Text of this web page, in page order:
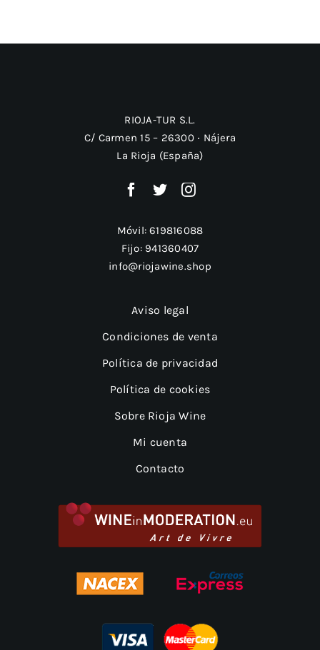
RIOJA-TUR S.L.
C/ Carmen 15 – 26300 ‧ Nájera
La Rioja (España)
Móvil:619816088
Fijo: 941360407
info@riojawine.shop
Aviso legal
Condiciones de venta
Política de privacidad
Política de cookies
Sobre Rioja Wine
Mi cuenta
Contacto